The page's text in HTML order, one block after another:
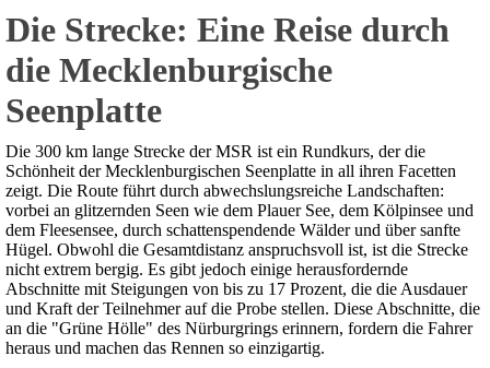
Die Strecke: Eine Reise durch
die Mecklenburgische
Seenplatte
Die 300 km lange Strecke der MSR ist ein Rundkurs, der die
Schönheit der Mecklenburgischen Seenplatte in all ihren Facetten
zeigt. Die Route führt durch abwechslungsreiche Landschaften:
vorbei an glitzernden Seen wie dem Plauer See, dem Kölpinsee und
dem Fleesensee, durch schattenspendende Wälder und über sanfte
Hügel. Obwohl die Gesamtdistanz anspruchsvoll ist, ist die Strecke
nicht extrem bergig. Es gibt jedoch einige herausfordernde
Abschnitte mit Steigungen von bis zu 17 Prozent, die die Ausdauer
und Kraft der Teilnehmer auf die Probe stellen. Diese Abschnitte, die
an die "Grüne Hölle" des Nürburgrings erinnern, fordern die Fahrer
heraus und machen das Rennen so einzigartig.